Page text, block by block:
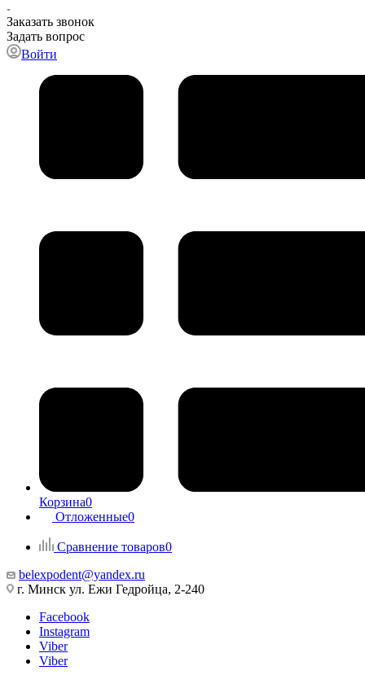
Заказать звонок
Задать вопрос
Войти
Корзина0
Отложенные0
Сравнение товаров0
belexpodent@yandex.ru
г. Минск ул. Ежи Гедройца, 2-240
Facebook
Instagram
Viber
Viber